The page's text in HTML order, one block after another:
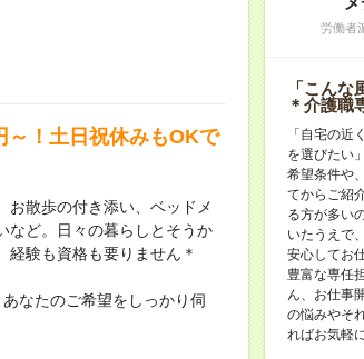
！土日祝休みもOKで
お散歩の付き添い、ベッドメ
など。日々の暮らしとそうか
経験も資格も要りません＊
なたのご希望をしっかり伺
労働者
「こん
＊介護職
「自宅の近
を選びたい
希望条件や
てからご紹
る方が多い
いたうえで
安心してお
豊富な専任
ん、お仕事
の悩みやそ
ればお気軽